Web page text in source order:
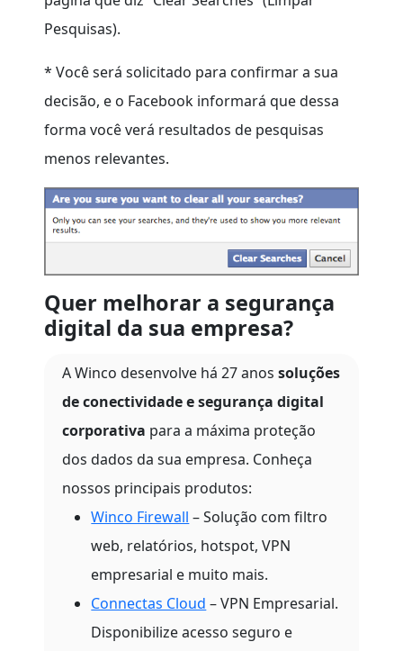
Pesquisas).
* Você será solicitado para confirmar a sua
decisão, e o Facebook informará que dessa
forma você verá resultados de pesquisas
menos relevantes.
Quer melhorar a segurança
digital da sua empresa?
A Winco desenvolve há 27 anossoluções
de conectividade e segurança digital
corporativa para a máxima proteção
dos dados da sua empresa. Conheça
nossos principais produtos:
Winco Firewall – Solução com filtro
web, relatórios, hotspot, VPN
empresarial e muito mais.
Connectas Cloud – VPN Empresarial.
Disponibilize acesso seguro e